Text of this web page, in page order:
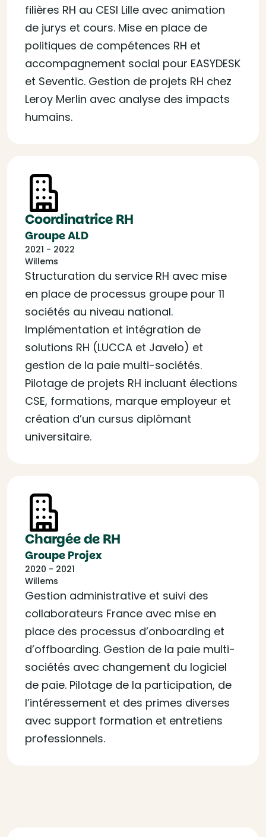
filières RH au CESI Lille avec animation
de jurys et cours. Mise en place de
politiques de compétences RH et
accompagnement social pour EASYDESK
et Seventic. Gestion de projets RH chez
Leroy Merlin avec analyse des impacts
humains.
Coordinatrice RH
Groupe ALD
2021 - 2022
Willems
Structuration du service RH avec mise
en place de processus groupe pour 11
sociétés au niveau national.
Implémentation et intégration de
solutions RH (LUCCA et Javelo) et
gestion de la paie multi-sociétés.
Pilotage de projets RH incluant élections
CSE, formations, marque employeur et
création d’un cursus diplômant
universitaire.
Chargée de RH
Groupe Projex
2020 - 2021
Willems
Gestion administrative et suivi des
collaborateurs France avec mise en
place des processus d’onboarding et
d’offboarding. Gestion de la paie multi-
sociétés avec changement du logiciel
de paie. Pilotage de la participation, de
l’intéressement et des primes diverses
avec support formation et entretiens
professionnels.